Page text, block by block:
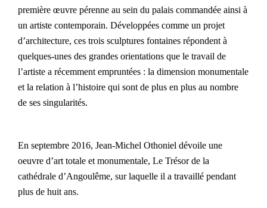
première œuvre pérenne au sein du palais commandée ainsi à
un artiste contemporain. Développées comme un projet
d’architecture, ces trois sculptures fontaines répondent à
quelques-unes des grandes orientations que le travail de
l’artiste a récemment empruntées : la dimension monumentale
et la relation à l’histoire qui sont de plus en plus au nombre
de ses singularités.
En septembre 2016, Jean-Michel Othoniel dévoile une
oeuvre d’art totale et monumentale, Le Trésor de la
cathédrale d’Angoulême, sur laquelle il a travaillé pendant
plus de huit ans.